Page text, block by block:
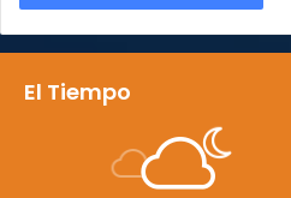
El Tiempo